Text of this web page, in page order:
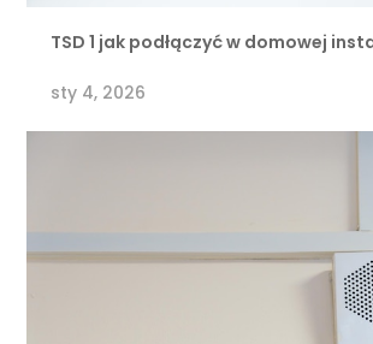
TSD 1 jak podłączyć w domowej
sty 4, 2026